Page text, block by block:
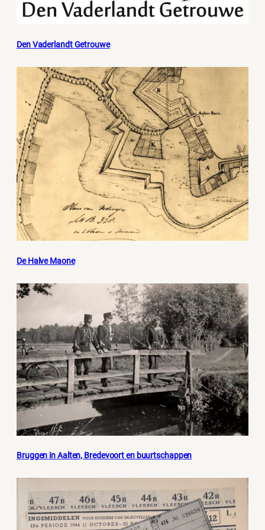
Den Vaderlandt Getrouwe
De Halve Maone
Bruggen in Aalten, Bredevoort en buurtschappen